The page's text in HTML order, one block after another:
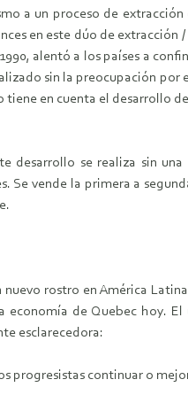
a un proceso de
en este dúo de
1990, alentó a los países a
sin la preocupación
tiene en cuenta el desarrollo
desarrollo se realiza sin
Se vende la primera a
rostro en América
economía de Quebec hoy.
esclarecedora:
progresistas continuar o